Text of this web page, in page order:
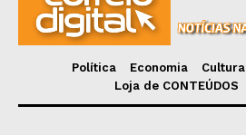
Política Economia Cultura
Loja de CONTEÚDOS